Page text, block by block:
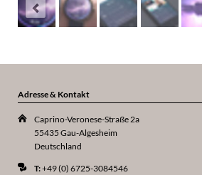
Adresse & Kontakt
Caprino-Veronese-Straße 2a
55435 Gau-Algesheim
Deutschland
T:+49 (0) 6725-3084546